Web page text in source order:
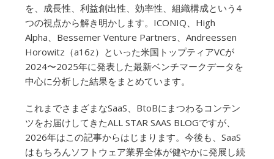
を、成長性、利益創出性、効率性、組織構成という4
つの視点から解き明かします。ICONIQ、High
Alpha、Bessemer Venture Partners、Andreessen
Horowitz（a16z）といった米国トップティアVCが
2024〜2025年に発表した最新ベンチマークデータを
中心に分析した結果をまとめています。
これまでさまざまなSaaS、BtoBにまつわるコンテン
ツをお届けしてきたALL STAR SAAS BLOGですが、
2026年はこの記事からはじまります。今後も、SaaS
はもちろんソフトウェア業界全体が健やかに発展し続